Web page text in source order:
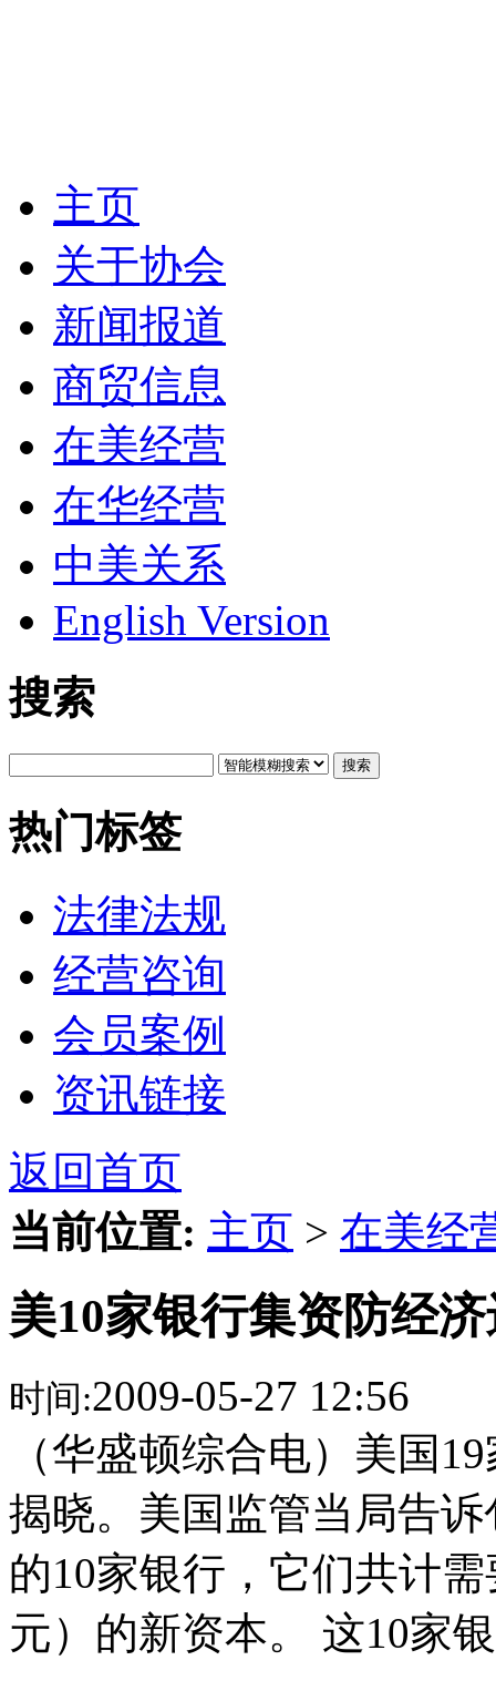
主页
关于协会
新闻报道
商贸信息
在美经营
在华经营
中美关系
English Version
搜索
搜索
热门标签
法律法规
经营咨询
会员案例
资讯链接
返回首页
当前位置: 主页 > 在美经
美10家银行集资防经
时间:2009-05-27 12:56
（华盛顿综合电）美国
揭晓。美国监管当局告
的10家银行，它们共计
元）的新资本。 这10家银